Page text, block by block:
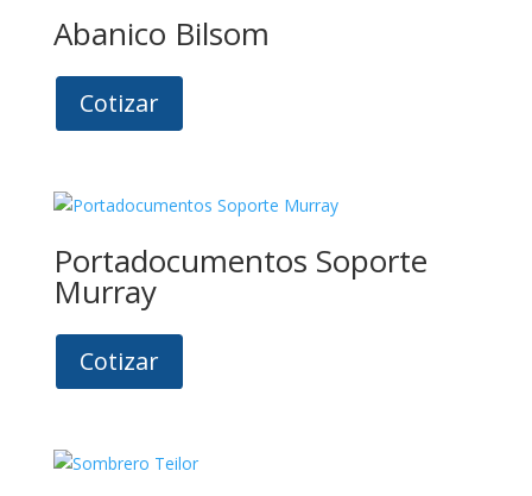
Abanico Bilsom
Cotizar
Portadocumentos Soporte
Murray
Cotizar